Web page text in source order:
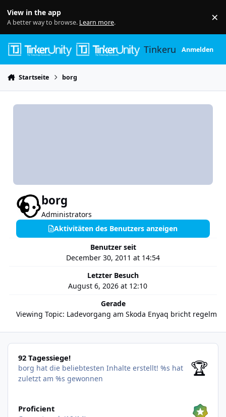
View in the app
A better way to browse. Learn more. ×
TinkerunityAnmelden
Startseite borg
borg
Administrators
Benutzer seit
December 30, 2011 at 14:54
Letzter Besuch
August 6, 2026 at 12:10
Gerade
Viewing Topic: Ladevorgang am Skoda Enyaq bricht
Aktivitäten des Benutzers anzeigen
92 Tagessiege!
92 Tagessiege!
borg hat die beliebtesten Inhalte erstellt! %s hat
zuletzt am %s gewonnen
🏆
Proficient